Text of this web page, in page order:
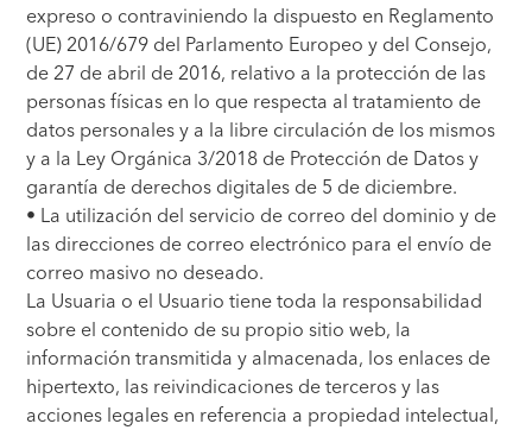
expreso o contraviniendo la dispuesto en Reglamento
(UE) 2016/679 del Parlamento Europeo y del Consejo,
de 27 de abril de 2016, relativo a la protección de las
personas físicas en lo que respecta al tratamiento de
datos personales y a la libre circulación de los mismos
y a la Ley Orgánica 3/2018 de Protección de Datos y
garantía de derechos digitales de 5 de diciembre.
• La utilización del servicio de correo del dominio y de
las direcciones de correo electrónico para el envío de
correo masivo no deseado.
La Usuaria o el Usuario tiene toda la responsabilidad
sobre el contenido de su propio sitio web, la
información transmitida y almacenada, los enlaces de
hipertexto, las reivindicaciones de terceros y las
acciones legales en referencia a propiedad intelectual,